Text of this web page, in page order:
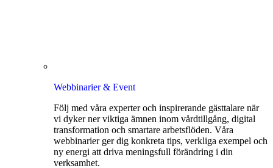
Webbinarier & Event
Följ med våra experter och inspirerande gästtalare när
vi dyker ner viktiga ämnen inom vårdtillgång, digital
transformation och smartare arbetsflöden. Våra
webbinarier ger dig konkreta tips, verkliga exempel och
ny energi att driva meningsfull förändring i din
verksamhet.